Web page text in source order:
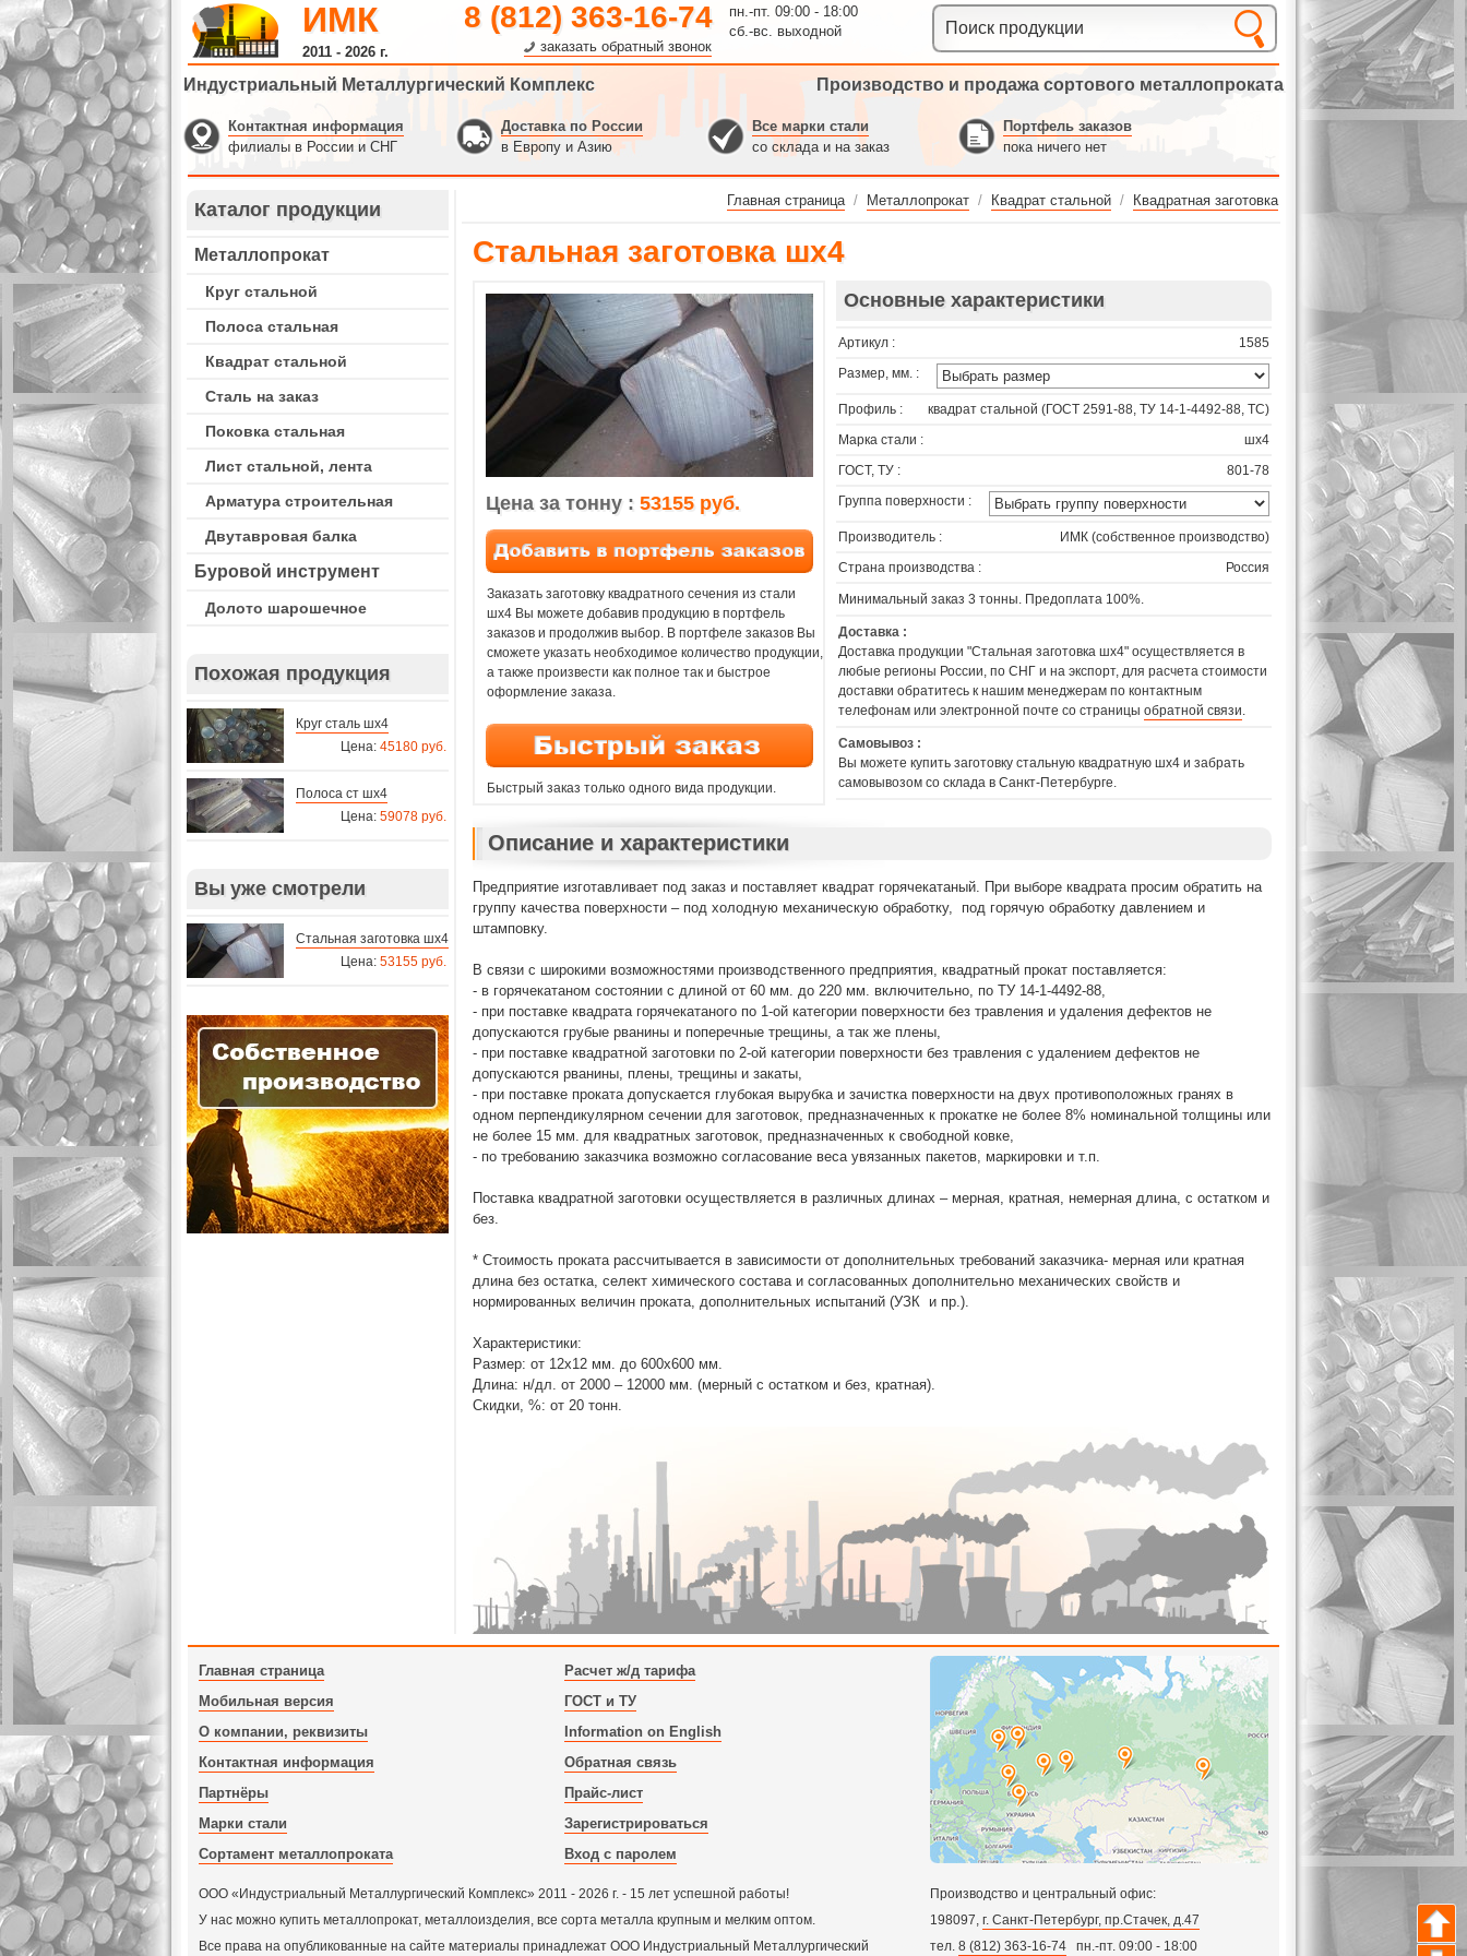
ИМК
2011 - 2026 г.
8 (812) 363-16-74
заказать обратный звонок
пн.-пт. 09:00 - 18:00
сб.-вс. выходной
Индустриальный Металлургический Комплекс Производство и продажа сортового металлопроката
Контактная информация
филиалы в России и СНГ
Доставка по России
в Европу и Азию
Все марки стали
со склада и на заказ
Портфель заказов
пока ничего нет
Каталог продукции
Металлопрокат
Круг стальной
Полоса стальная
Квадрат стальной
Сталь на заказ
Поковка стальная
Лист стальной, лента
Арматура строительная
Двутавровая балка
Буровой инструмент
Долото шарошечное
Похожая продукция
Круг сталь шх4
Цена: 45180 руб.
Полоса ст шх4
Цена: 59078 руб.
Вы уже смотрели
Стальная заготовка шх4
Цена: 53155 руб.
Главная страница / Металлопрокат / Квадрат стальной / Квадратная заготовка
Стальная заготовка шх4
Цена за тонну : 53155 руб.
Заказать заготовку квадратного сечения из стали
шх4 Вы можете добавив продукцию в портфель
заказов и продолжив выбор. В портфеле заказов Вы
сможете указать необходимое количество продукции,
а также произвести как полное так и быстрое
оформление заказа.
Быстрый заказ только одного вида продукции.
Основные характеристики
Артикул :
1585
Размер, мм. :
Профиль :
квадрат стальной (ГОСТ 2591-88, ТУ 14-1-4492-88, ТС)
Марка стали :
шх4
ГОСТ, ТУ :
801-78
Группа поверхности :
Производитель :
ИМК (собственное производство)
Страна производства :
Россия
Минимальный заказ 3 тонны. Предоплата 100%.
Доставка :
Доставка продукции "Стальная заготовка шх4" осуществляется в
любые регионы России, по СНГ и на экспорт, для расчета стоимости
доставки обратитесь к нашим менеджерам по контактным
телефонам или электронной почте со страницы обратной связи.
Самовывоз :
Вы можете купить заготовку стальную квадратную шх4 и забрать
самовывозом со склада в Санкт-Петербурге.
Описание и характеристики
Предприятие изготавливает под заказ и поставляет квадрат горячекатаный. При выборе квадрата просим обратить на
группу качества поверхности – под холодную механическую обработку, под горячую обработку давлением и
штамповку.
В связи с широкими возможностями производственного предприятия, квадратный прокат поставляется:
- в горячекатаном состоянии с длиной от 60 мм. до 220 мм. включительно, по ТУ 14-1-4492-88,
- при поставке квадрата горячекатаного по 1-ой категории поверхности без травления и удаления дефектов не
допускаются грубые рванины и поперечные трещины, а так же плены,
- при поставке квадратной заготовки по 2-ой категории поверхности без травления с удалением дефектов не
допускаются рванины, плены, трещины и закаты,
- при поставке проката допускается глубокая вырубка и зачистка поверхности на двух противоположных гранях в
одном перпендикулярном сечении для заготовок, предназначенных к прокатке не более 8% номинальной толщины или
не более 15 мм. для квадратных заготовок, предназначенных к свободной ковке,
- по требованию заказчика возможно согласование веса увязанных пакетов, маркировки и т.п.
Поставка квадратной заготовки осуществляется в различных длинах – мерная, кратная, немерная длина, с остатком и
без.
* Стоимость проката рассчитывается в зависимости от дополнительных требований заказчика- мерная или кратная
длина без остатка, селект химического состава и согласованных дополнительно механических свойств и
нормированных величин проката, дополнительных испытаний (УЗК и пр.).
Характеристики:
Размер: от 12х12 мм. до 600х600 мм.
Длина: н/дл. от 2000 – 12000 мм. (мерный с остатком и без, кратная).
Скидки, %: от 20 тонн.
Главная страница
Мобильная версия
О компании, реквизиты
Контактная информация
Партнёры
Марки стали
Сортамент металлопроката
Расчет ж/д тарифа
ГОСТ и ТУ
Information on English
Обратная связь
Прайс-лист
Зарегистрироваться
Вход с паролем
ООО «Индустриальный Металлургический Комплекс» 2011 - 2026 г. - 15 лет успешной работы!
У нас можно купить металлопрокат, металлоизделия, все сорта металла крупным и мелким оптом.
Все права на опубликованные на сайте материалы принадлежат ООО Индустриальный Металлургический
Производство и центральный офис:
198097, г. Санкт-Петербург, пр.Стачек, д.47
тел. 8 (812) 363-16-74 пн.-пт. 09:00 - 18:00